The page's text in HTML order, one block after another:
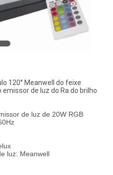
120° Meanwell do feixe
de luz do Ra do brilho
de luz de 20W RGB
luz: Meanwell